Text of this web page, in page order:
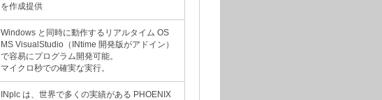
を作成提供
Windows と同時に動作するリアルタイム OS
MS VisualStudio（INtime 開発版がアドイン）
で容易にプログラム開発可能。
マイクロ秒での確実な実行。
INplc は、世界で多くの実績がある PHOENIX